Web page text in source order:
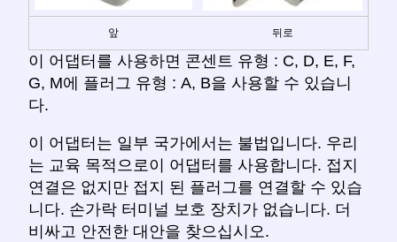
앞 뒤로
이 어댑터를 사용하면 콘센트 유형 : C, D, E, F,
G, M에 플러그 유형 : A, B을 사용할 수 있습니
다.
이 어댑터는 일부 국가에서는 불법입니다. 우리
는 교육 목적으로이 어댑터를 사용합니다. 접지
연결은 없지만 접지 된 플러그를 연결할 수 있습
니다. 손가락 터미널 보호 장치가 없습니다. 더
비싸고 안전한 대안을 찾으십시오.